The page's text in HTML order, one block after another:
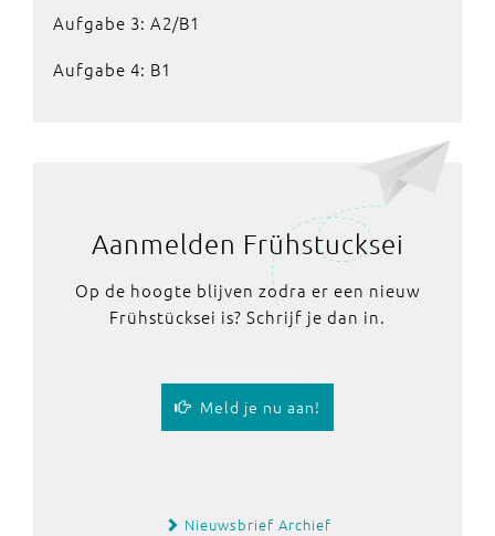
Aufgabe 3: A2/B1
Aufgabe 4: B1
Aanmelden Frühstucksei
Op de hoogte blijven zodra er een nieuw
Frühstücksei is? Schrijf je dan in.
Meld je nu aan!
Nieuwsbrief Archief